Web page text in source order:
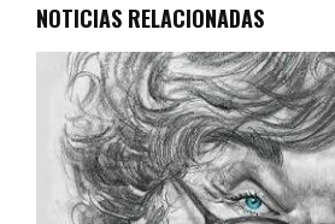
NOTICIAS RELACIONADAS